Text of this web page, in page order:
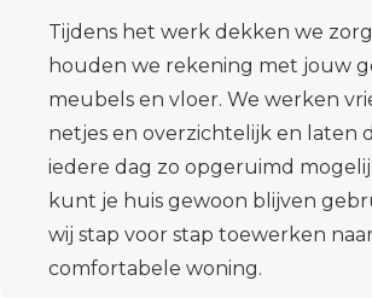
Tijdens het werk dekken we
houden we rekening met jouw
meubels en vloer. We werken
netjes en overzichtelijk en laten
iedere dag zo opgeruimd
kunt je huis gewoon blijven
wij stap voor stap toewerken
comfortabele woning.